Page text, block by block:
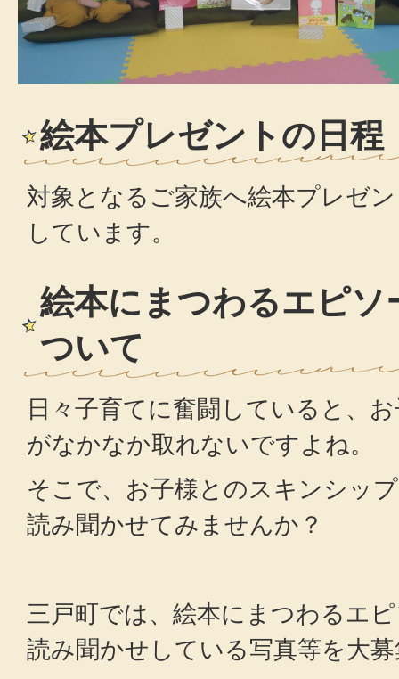
絵本プレゼントの日程
対象となるご家族へ絵本プレゼ
しています。
絵本にまつわるエピソ
ついて
日々子育てに奮闘していると、
がなかなか取れないですよね。
そこで、お子様とのスキンシッ
読み聞かせてみませんか？
三戸町では、絵本にまつわるエ
読み聞かせしている写真等を大